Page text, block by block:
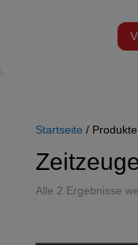
Startseite /
Alle 2 Ergebnisse